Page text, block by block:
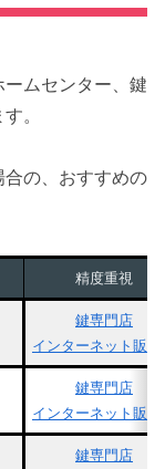
ムセンター、鍵
。
合の、おすすめの
精度重視
鍵専門店
インターネット販売
鍵専門店
インターネット販売
鍵専門店